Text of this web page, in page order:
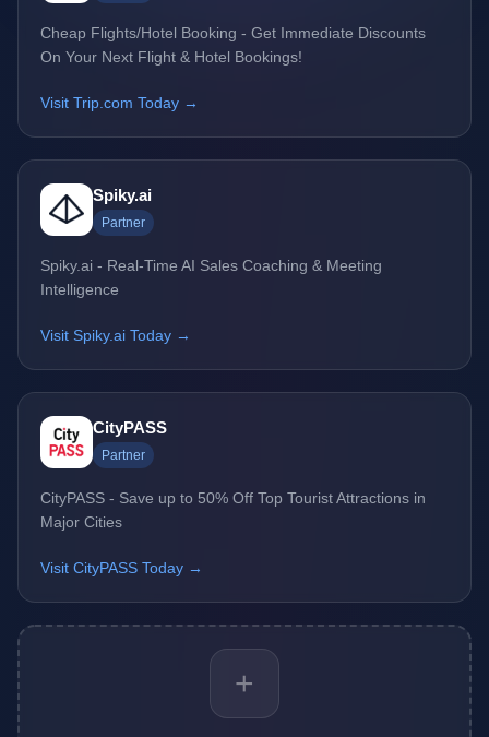
Cheap Flights/Hotel Booking - Get Immediate Discounts
On Your Next Flight & Hotel Bookings!
Visit Trip.com Today →
Spiky.ai
Partner
Spiky.ai - Real-Time AI Sales Coaching & Meeting
Intelligence
Visit Spiky.ai Today →
CityPASS
Partner
CityPASS - Save up to 50% Off Top Tourist Attractions in
Major Cities
Visit CityPASS Today →
+